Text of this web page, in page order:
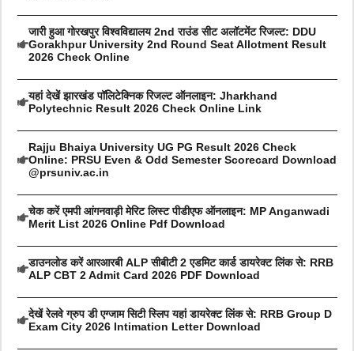
जारी हुआ गोरखपुर विश्वविद्यालय 2nd राउंड सीट अलॉटमेंट रिजल्ट: DDU
Gorakhpur University 2nd Round Seat Allotment Result
2026 Check Online
यहां देखें झारखंड पॉलिटेक्निक रिजल्ट ऑनलाइन: Jharkhand
Polytechnic Result 2026 Check Online Link
Rajju Bhaiya University UG PG Result 2026 Check
Online: PRSU Even & Odd Semester Scorecard Download
@prsuniv.ac.in
चेक करें एमपी आंगनवाड़ी मेरिट लिस्ट पीडीएफ ऑनलाइन: MP Anganwadi
Merit List 2026 Online Pdf Download
डाउनलोड करें आरआरबी ALP सीबीटी 2 एडमिट कार्ड डायरेक्ट लिंक से: RRB
ALP CBT 2 Admit Card 2026 PDF Download
देखें रेलवे ग्रुप डी एग्जाम सिटी स्लिप यहां डायरेक्ट लिंक से: RRB Group D
Exam City 2026 Intimation Letter Download